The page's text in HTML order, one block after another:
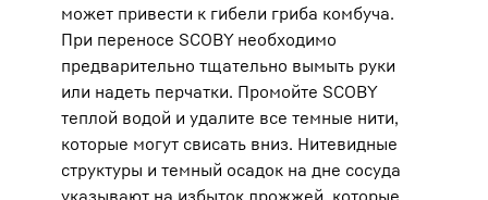
может привести к гибели гриба комбуча.
При переносе SCOBY необходимо
предварительно тщательно вымыть руки
или надеть перчатки. Промойте SCOBY
теплой водой и удалите все темные нити,
которые могут свисать вниз. Нитевидные
структуры и темный осадок на дне сосуда
указывают на избыток дрожжей, которые